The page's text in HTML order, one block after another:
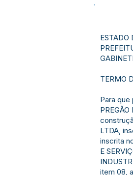
ESTADO
TERMO
Para
LTDA,
inscrita
E
item 08,